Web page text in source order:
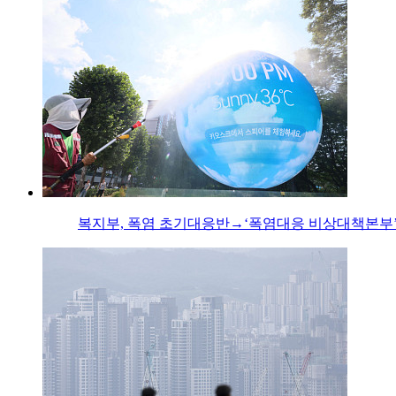
복지부, 폭염 초기대응반→‘폭염대응 비상대책본부